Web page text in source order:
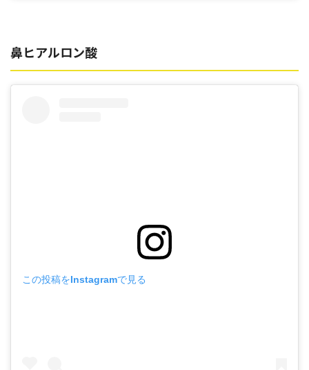
鼻ヒアルロン酸
この投稿をInstagramで見る